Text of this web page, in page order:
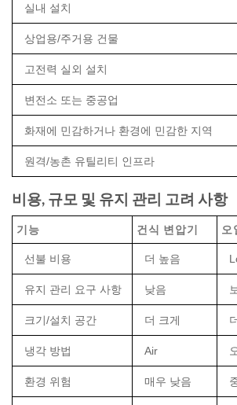
실내 설치
상업용/주거용 건물
고전력 실외 설치
변전소 또는 중공업
화재에 민감하거나 환경에 민감한 지역
원격/농촌 유틸리티 인프라
비용, 규모 및 유지 관리 고려 사항
기능 건식 변압기 오
선불 비용 더 높음
유지 관리 요구 사항 낮음
크기/설치 공간 더 크게
냉각 방법 Air
환경 위험 매우 낮음